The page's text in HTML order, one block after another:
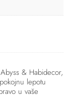
& Habidecor,
lepotu
u vaše